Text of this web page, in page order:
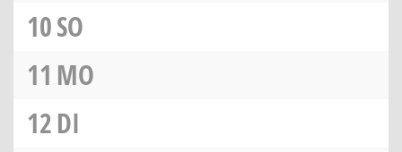
10SO
11 MO
12DI